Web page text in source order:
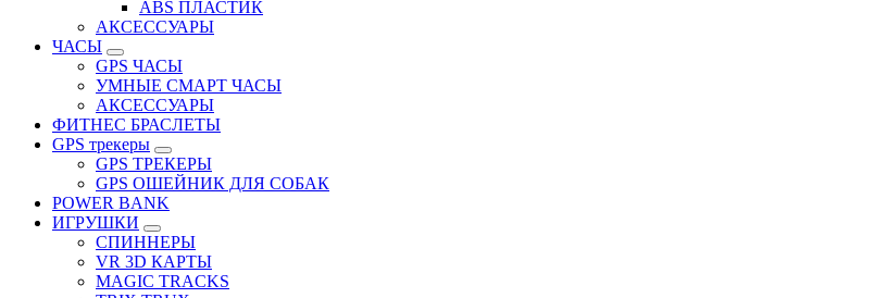
ABS ПЛАСТИК
АКСЕССУАРЫ
ЧАСЫ
GPS ЧАСЫ
УМНЫЕ СМАРТ ЧАСЫ
АКСЕССУАРЫ
ФИТНЕС БРАСЛЕТЫ
GPS трекеры
GPS ТРЕКЕРЫ
GPS ОШЕЙНИК ДЛЯ СОБАК
POWER BANK
ИГРУШКИ
СПИННЕРЫ
VR 3D КАРТЫ
MAGIC TRACKS